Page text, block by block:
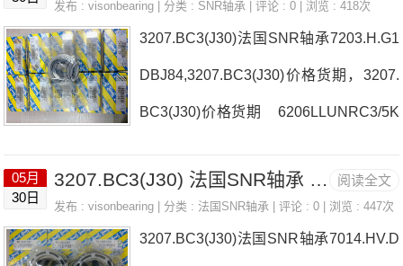
P47215HG1TUJ743207.BC3(J30)320
发布 :visonbearing | 分类 : SNR轴承 | 评论 : 0 | 浏览 : 418次
3207.BC3(J30)法国SNR轴承7203.H.G1
DBJ84,3207.BC3(J30)价格货期，3207.
BC3(J30)价格货期 6206LLUNRC3/5K
CV.DU.J7471920.HVQ21J84法国SNR
阅读全文
05月
30日
3207.BC3(J30) 法国SNR轴承 UCP.20824T20
发布 :visonbearing | 分类 :法国SNR轴承 | 评论 : 0 | 浏览 : 447次
3207.BC3(J30)法国SNR轴承7014.HV.D